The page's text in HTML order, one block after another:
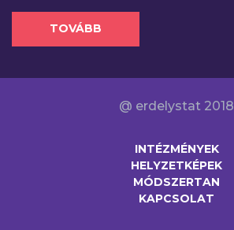
TOVÁBB
@ erdelystat 2018
INTÉZMÉNYEK
HELYZETKÉPEK
MÓDSZERTAN
KAPCSOLAT